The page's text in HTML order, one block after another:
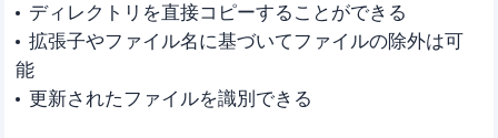
ディレクトリを直接コピーすることができる
拡張子やファイル名に基づいてファイルの除外は可
能
更新されたファイルを識別できる